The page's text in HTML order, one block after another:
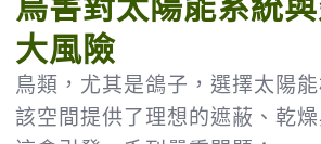
大風險
鳥類，尤其是鴿子，選擇太陽
該空間提供了理想的遮蔽、乾燥